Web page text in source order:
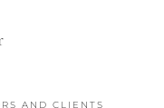
AND CLIENTS